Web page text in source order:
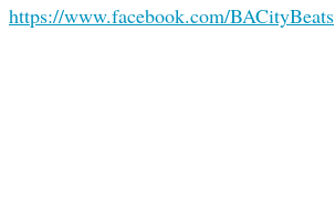
https://www.facebook.com/BACityBeats